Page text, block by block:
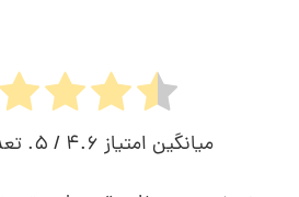
میانگین امتیاز 4.6 / 5. تعداد آرا: